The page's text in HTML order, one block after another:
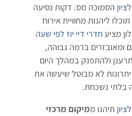
הסמוכה מס. דקות נסיעה
ליהנות מחוויית אירוח
מציע חדרי דיי יוז לפי שעה
ומאובזרים ברמה גבוהה,
ולהתפנק במהלך היום
יתרונות לא מבוטל שיעשה את
בלתי נשכחת.
תיהנו ממיקום מרכזי